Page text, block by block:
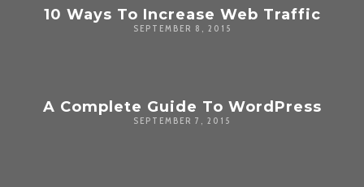
10 Ways To Increase Web Traffic
SEPTEMBER 8, 2015
A Complete Guide To WordPress
SEPTEMBER 7, 2015